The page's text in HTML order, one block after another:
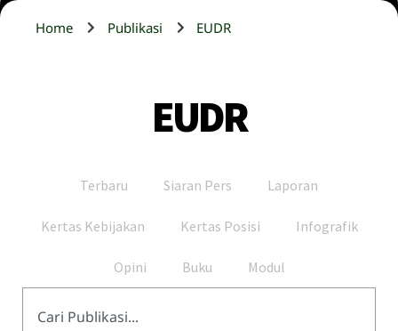
Home Publikasi EUDR
EUDR
Terbaru Siaran Pers Laporan
Kertas Kebijakan Kertas Posisi Infografik
Opini Buku Modul